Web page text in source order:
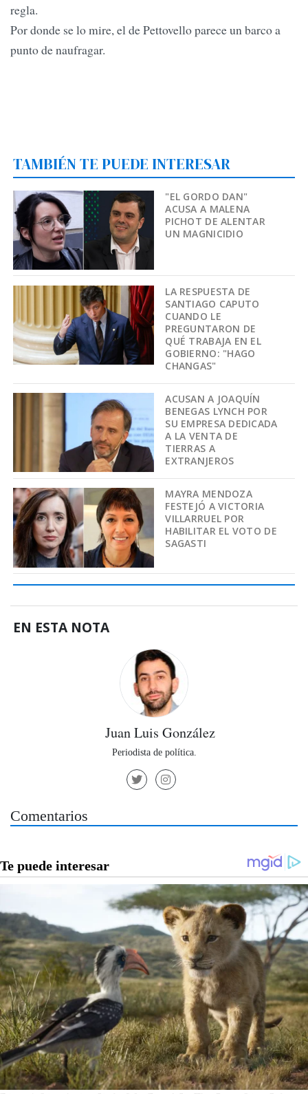
regla.
Por donde se lo mire, el de Pettovello parece un barco a
punto de naufragar.
TAMBIÉN TE PUEDE INTERESAR
"EL GORDO DAN"
ACUSA A MALENA
PICHOT DE ALENTAR
UN MAGNICIDIO
LA RESPUESTA DE
SANTIAGO CAPUTO
CUANDO LE
PREGUNTARON DE
QUÉ TRABAJA EN EL
GOBIERNO: "HAGO
CHANGAS"
ACUSAN A JOAQUÍN
BENEGAS LYNCH POR
SU EMPRESA DEDICADA
A LA VENTA DE
TIERRAS A
EXTRANJEROS
MAYRA MENDOZA
FESTEJÓ A VICTORIA
VILLARRUEL POR
HABILITAR EL VOTO DE
SAGASTI
EN ESTA NOTA
Juan Luis González
Periodista de política.
Comentarios